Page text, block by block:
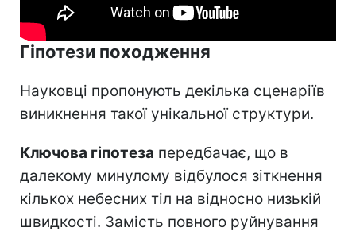
Гіпотези походження
Науковці пропонують декілька сценаріїв
виникнення такої унікальної структури.
Ключова гіпотеза передбачає, що в
далекому минулому відбулося зіткнення
кількох небесних тіл на відносно низькій
швидкості. Замість повного руйнування